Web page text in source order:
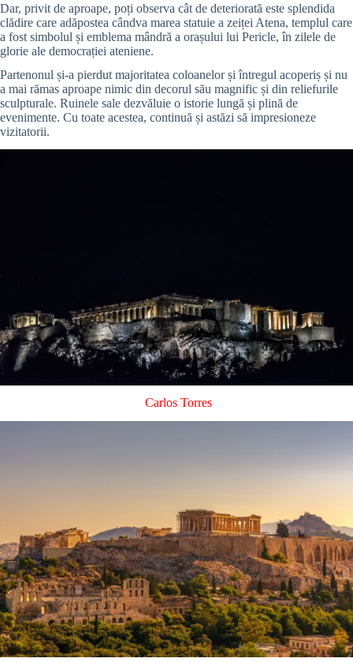
Dar, privit de aproape, poți observa cât de deteriorată este splendida
clădire care adăpostea cândva marea statuie a zeiței Atena, templul care
a fost simbolul și emblema mândră a orașului lui Pericle, în zilele de
glorie ale democrației ateniene.
Partenonul și-a pierdut majoritatea coloanelor și întregul acoperiș și nu
a mai rămas aproape nimic din decorul său magnific și din reliefurile
sculpturale. Ruinele sale dezvăluie o istorie lungă și plină de
evenimente. Cu toate acestea, continuă și astăzi să impresioneze
vizitatorii.
Carlos Torres